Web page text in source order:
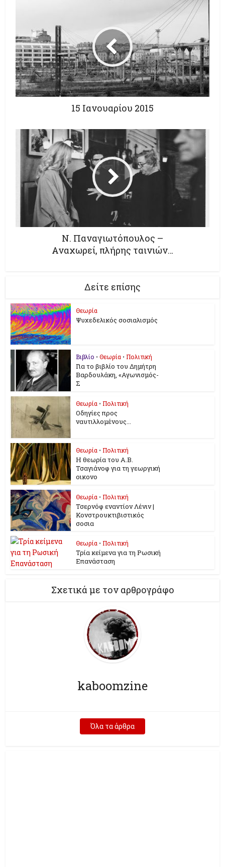
15 Ιανουαρίου 2015
Ν. Παναγιωτόπουλος –
Αναχωρεί, πλήρης ταινιών…
Δείτε επίσης
Θεωρία
Ψυχεδελικός σοσιαλισμός
Βιβλίο • Θεωρία • Πολιτική
Για το βιβλίο του Δημήτρη
Βαρδουλάκη, «Αγωνισμός-
Σ
Θεωρία • Πολιτική
Οδηγίες προς
ναυτιλλομένους...
Θεωρία • Πολιτική
Η θεωρία του Α.Β.
Τσαγιάνοφ για τη γεωργική
οικονο
Θεωρία • Πολιτική
Τσερνόφ εναντίον Λένιν |
Κονστρουκτιβιστικός
σοσια
Θεωρία • Πολιτική
Τρία κείμενα για τη Ρωσική
Επανάσταση
Σχετικά με τον αρθρογράφο
kaboomzine
Όλα τα άρθρα